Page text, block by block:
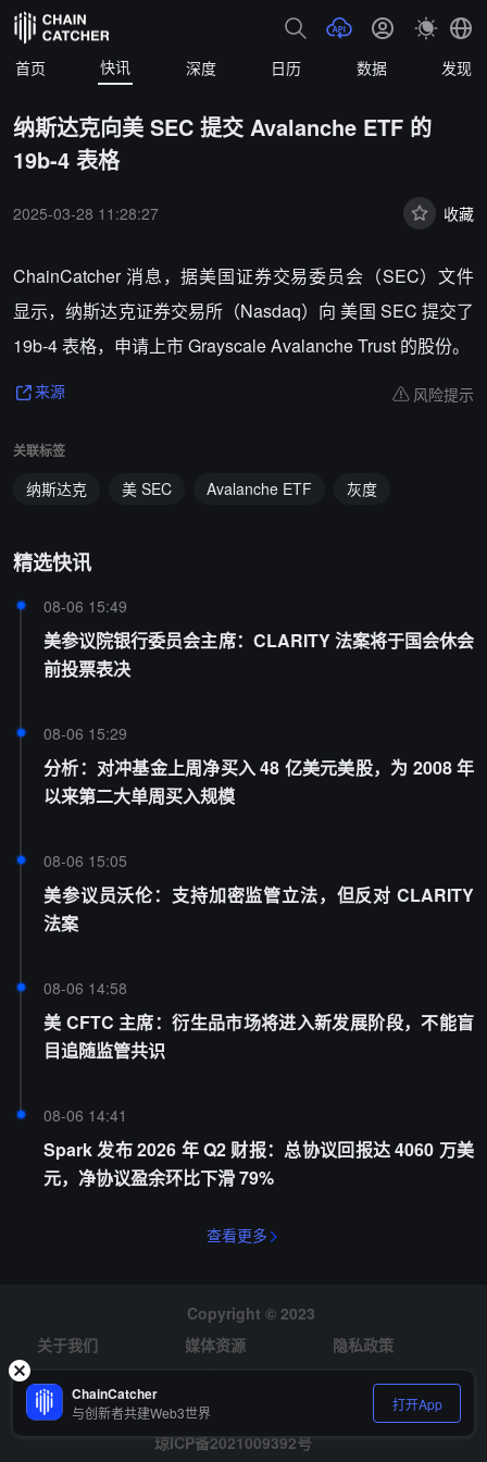
首页 快讯 深度 日历 数据 发现
纳斯达克向美 SEC 提交 Avalanche ETF 的
19b-4 表格
2025-03-28 11:28:27 收藏
ChainCatcher 消息，据美国证券交易委员会（SEC）文件
显示，纳斯达克证券交易所（Nasdaq）向 美国 SEC 提交了
19b-4 表格，申请上市 Grayscale Avalanche Trust 的股份。
来源 风险提示
关联标签
纳斯达克 美 SEC Avalanche ETF 灰度
精选快讯
08-06 15:49
美参议院银行委员会主席：CLARITY 法案将于国会休会
前投票表决
08-06 15:29
分析：对冲基金上周净买入 48 亿美元美股，为 2008 年
以来第二大单周买入规模
08-06 15:05
美参议员沃伦：支持加密监管立法，但反对 CLARITY
法案
08-06 14:58
美 CFTC 主席：衍生品市场将进入新发展阶段，不能盲
目追随监管共识
08-06 14:41
Spark 发布 2026 年 Q2 财报：总协议回报达 4060 万美
元，净协议盈余环比下滑 79%
查看更多
Copyright © 2023
关于我们
媒体资源
隐私政策
风险提示
招聘
琼ICP备2021009392号
ChainCatcher
与创新者共建Web3世界 打开App